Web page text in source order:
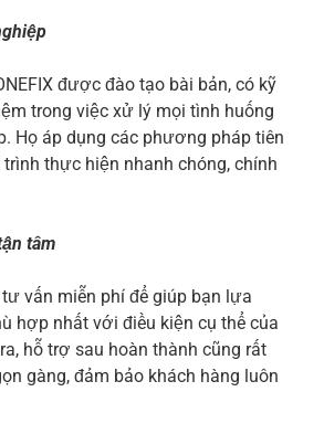
được đào tạo bài bản, có kỹ
trong việc xử lý mọi tình huống
Họ áp dụng các phương pháp tiên
thực hiện nhanh chóng, chính
tâm
tư vấn miễn phí để giúp bạn lựa
hợp nhất với điều kiện cụ thể của
hỗ trợ sau hoàn thành cũng rất
gàng, đảm bảo khách hàng luôn